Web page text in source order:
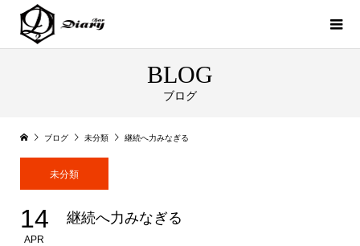
BLOG
ブログ
ブログ 未分類 継続へ力みなぎる
未分類
14
APR
継続へ力みなぎる